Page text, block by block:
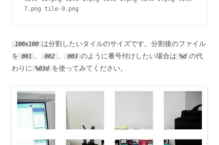
7.png tile-9.png
100x100 は分割したいタイルのサイズです。分割後のファイル
を 001 002 003 のように番号付けしたい場合は %d の代
わりに %03d を使ってみてください。